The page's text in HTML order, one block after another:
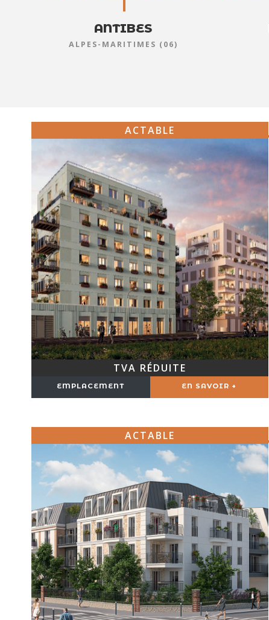
ANTIBES
ALPES-MARITIMES (06)
ACTABLE
TVA RÉDUITE
EMPLACEMENT EN SAVOIR +
ACTABLE